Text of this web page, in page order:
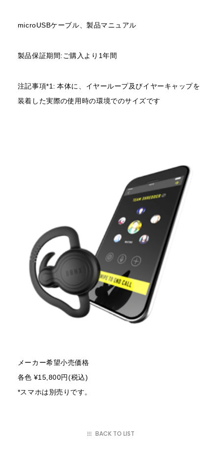
microUSBケーブル、製品マニュアル
製品保証期間:ご購入より1年間
注記事項*1: 本体に、イヤーループ及びイヤーキャップを
装着した実際の使用時の環境でのサイズです
メーカー希望小売価格
各色 ¥15,800円(税込)
*スマホは別売りです。
BACK TO LIST